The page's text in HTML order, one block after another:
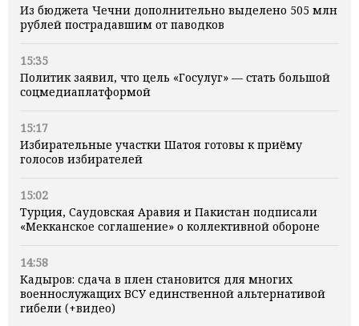
Из бюджета Чечни дополнительно выделено 505 млн
рублей пострадавшим от паводков
15:35
Политик заявил, что цель «Госулуг» — стать большой
соцмедиаплатформой
15:17
Избирательные участки Шатоя готовы к приёму
голосов избирателей
15:02
Турция, Саудовская Аравия и Пакистан подписали
«Мекканское соглашение» о коллективной обороне
14:58
Кадыров: сдача в плен становится для многих
военнослужащих ВСУ единственной альтернативой
гибели (+видео)